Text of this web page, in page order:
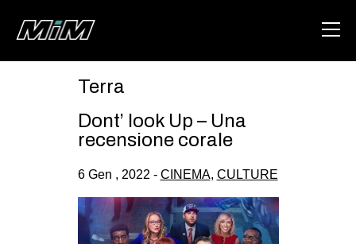
ABOUT
AREA
DEGENERAZIONE
GAZA FREESTYLE
Terra
Dont’ look Up – Una
recensione corale
6 Gen , 2022 - CINEMA, CULTURE